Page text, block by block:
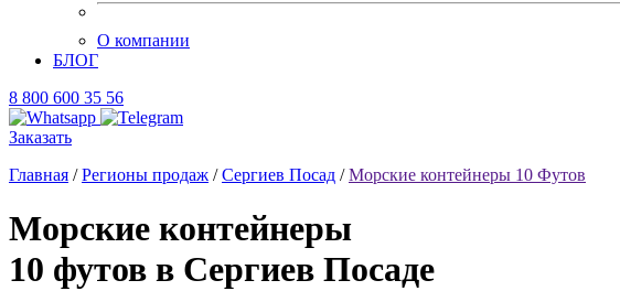
О компании
БЛОГ
8 800 600 35 56
Заказать
Главная /Регионы продаж /Сергиев Посад /Морские контейнеры 10 Футов
Морские контейнеры
10 футов в Сергиев Посаде